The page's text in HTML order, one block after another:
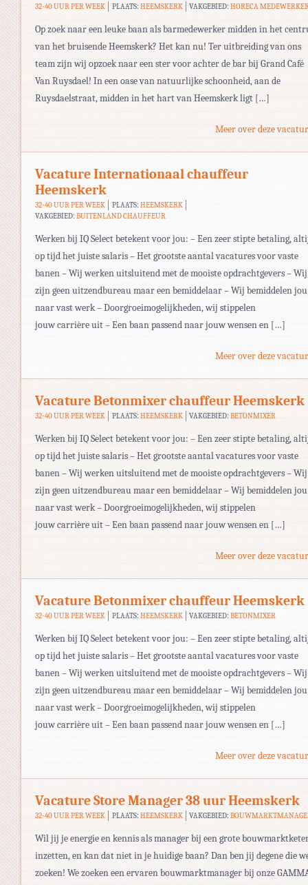
32-40 UUR PER WEEK PLAATS: HEEMSKERK VAKGEBIED:HORECA
Op zoek naar een leuke baan als barmedewerker midden in het
van het bruisende Heemskerk? Het kan nu! Ter uitbreiding van ons
team zijn wij opzoek naar een ster voor achter de bar bij Grand Café
Van Ruysdael! In een oase van natuurlijke schoonheid, aan de
Ruysdaelstraat, midden in het hart van Heemskerk ligt […]
Meer over deze
Vacature Internationaal chauffeur
Heemskerk
32-40 UUR PER WEEK PLAATS: HEEMSKERK
VAKGEBIED: BUITENLAND CHAUFFEUR
Werken bij IQ Select betekent voor jou: – Een zeer stipte betaling,
op tijd het juiste salaris – Het grootste aantal vacatures voor vaste
banen – Wij werken uitsluitend met de mooiste opdrachtgevers – Wij
zijn geen uitzendbureau maar een bemiddelaar – Wij bemiddelen jou
naar vast werk – Doorgroeimogelijkheden, wij stippelen
jouw carrière uit – Een baan passend naar jouw wensen en […]
Meer over deze
Vacature Betonmixer chauffeur Heemskerk
32-40 UUR PER WEEK PLAATS: HEEMSKERK VAKGEBIED:BETONMIXER
Werken bij IQ Select betekent voor jou: – Een zeer stipte betaling,
op tijd het juiste salaris – Het grootste aantal vacatures voor vaste
banen – Wij werken uitsluitend met de mooiste opdrachtgevers – Wij
zijn geen uitzendbureau maar een bemiddelaar – Wij bemiddelen jou
naar vast werk – Doorgroeimogelijkheden, wij stippelen
jouw carrière uit – Een baan passend naar jouw wensen en […]
Meer over deze
Vacature Betonmixer chauffeur Heemskerk
32-40 UUR PER WEEK PLAATS: HEEMSKERK VAKGEBIED:BETONMIXER
Werken bij IQ Select betekent voor jou: – Een zeer stipte betaling,
op tijd het juiste salaris – Het grootste aantal vacatures voor vaste
banen – Wij werken uitsluitend met de mooiste opdrachtgevers – Wij
zijn geen uitzendbureau maar een bemiddelaar – Wij bemiddelen jou
naar vast werk – Doorgroeimogelijkheden, wij stippelen
jouw carrière uit – Een baan passend naar jouw wensen en […]
Meer over deze
Vacature Store Manager 38 uur Heemskerk
32-40 UUR PER WEEK PLAATS: HEEMSKERK VAKGEBIED:
Wil jij je energie en kennis als manager bij een grote
inzetten, en kan dat niet in je huidige baan? Dan ben jij degene die
zoeken! We zoeken een ervaren bouwmarktmanager bij onze